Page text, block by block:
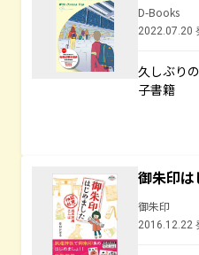
D-Books
2022.07.20
久しぶり
子書籍
御朱印
御朱印
2016.12.22